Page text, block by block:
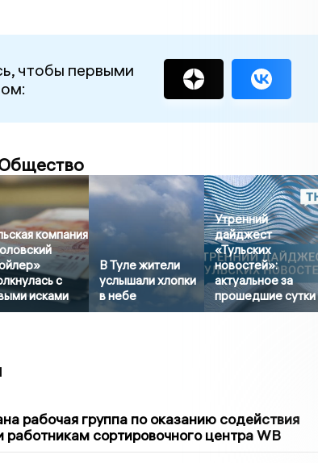
чтобы первыми
компания
с
исками
В Туле жители
услышали хлопки
в небе
Утренний
дайджест
«Тульских
новостей»:
актуальное за
прошедшие сутки
рабочая группа по оказанию содействия
сортировочного центра WB